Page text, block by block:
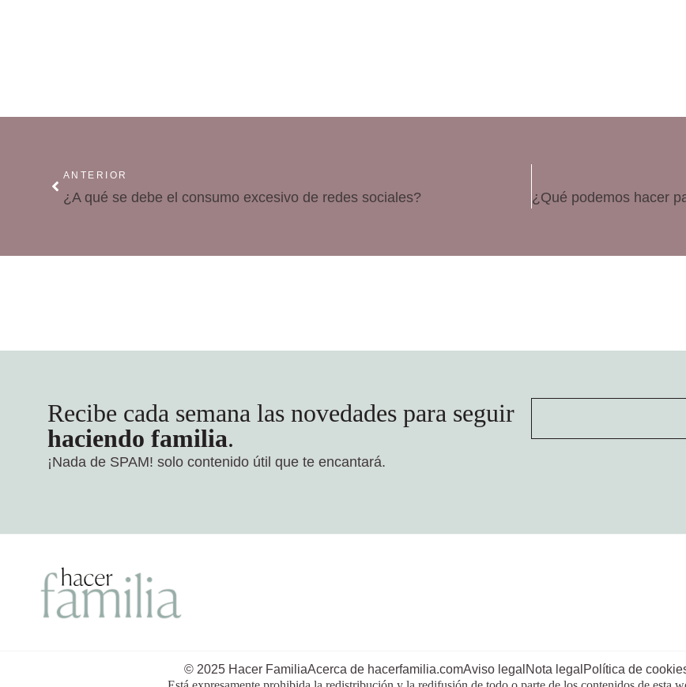
ANTERIOR
¿A qué se debe el consumo excesivo de redes sociales?
Recibe cada semana las novedades para seguir
haciendo familia.
¡Nada de SPAM! solo contenido útil que te encantará.
© 2025 Hacer FamiliaAcerca de hacerfamilia.comAviso legal Nota legal Política de